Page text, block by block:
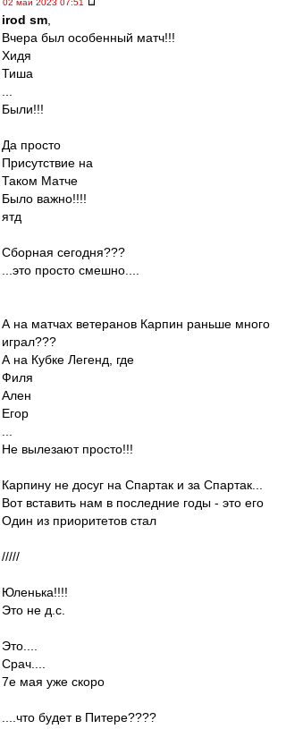
02 май 2023 07:51
irod sm
Вчера был особенный матч!!!
Хидя
Тиша
Были!!!
Да просто
Присутствие на
Таком Матче
Было важно!!!!
ятд
Сборная сегодня???
...это просто смешно....
А на матчах ветеранов Карпин раньше много
играл???
А на Кубке Легенд, где
Филя
Ален
Егор
Не вылезают просто!!!
Карпину не досуг на Спартак и за Спартак...
Вот вставить нам в последние годы - это его
Один из приоритетов стал
/////
Юленька!!!!
Это не д.с.
Это....
Срач....
7е мая уже скоро
....что будет в Питере????